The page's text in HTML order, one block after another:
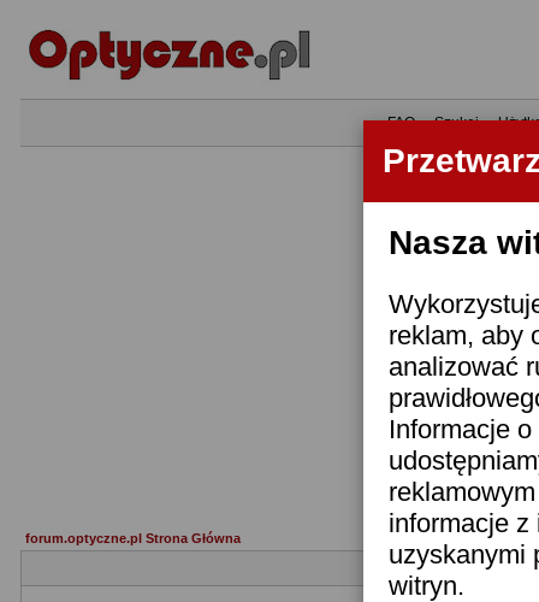
Nasza
reklam, aby
analizować
Informacje
informacje z
uzyskanymi
witryn.
•FAQ•Szukaj•
forum.optyczne.pl Strona Główna